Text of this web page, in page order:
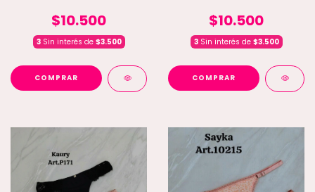
$10.500
3Sin interés de $3.500
COMPRAR
$10.500
3Sin interés de $3.500
COMPRAR